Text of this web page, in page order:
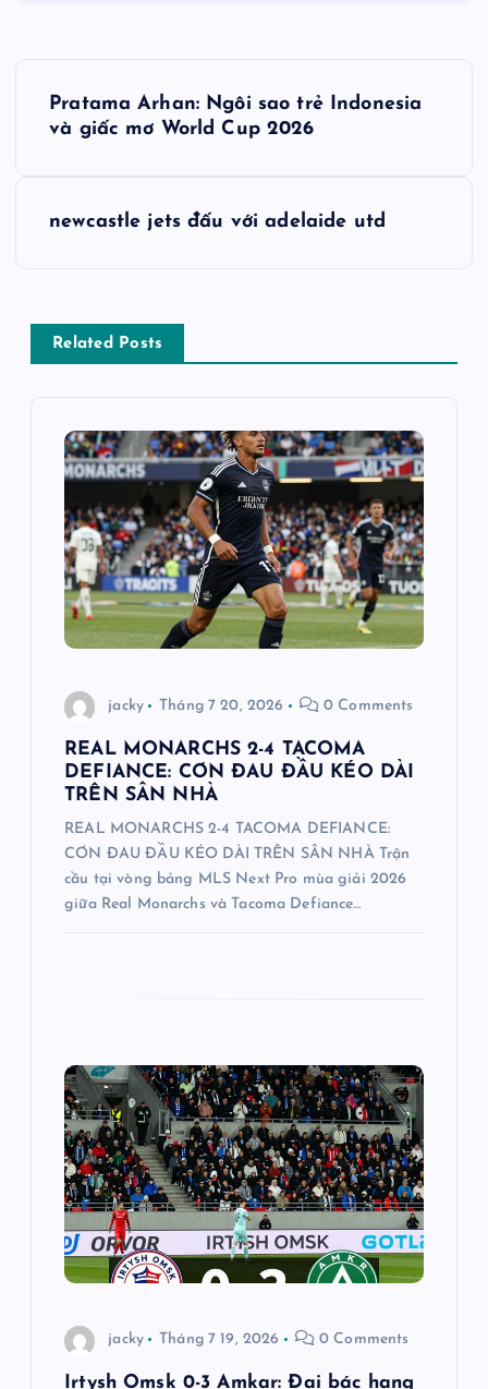
Pratama Arhan: Ngôi sao trẻ Indonesia
và giấc mơ World Cup 2026
newcastle jets đấu với adelaide utd
Related Posts
jacky Tháng 7 20, 2026 0 Comments
REAL MONARCHS 2-4 TACOMA
DEFIANCE: CƠN ĐAU ĐẦU KÉO DÀI
TRÊN SÂN NHÀ
REAL MONARCHS 2-4 TACOMA DEFIANCE:
CƠN ĐAU ĐẦU KÉO DÀI TRÊN SÂN NHÀ Trận
cầu tại vòng bảng MLS Next Pro mùa giải 2026
giữa Real Monarchs và Tacoma Defiance…
jacky Tháng 7 19, 2026 0 Comments
Irtysh Omsk 0-3 Amkar: Đại bác hạng